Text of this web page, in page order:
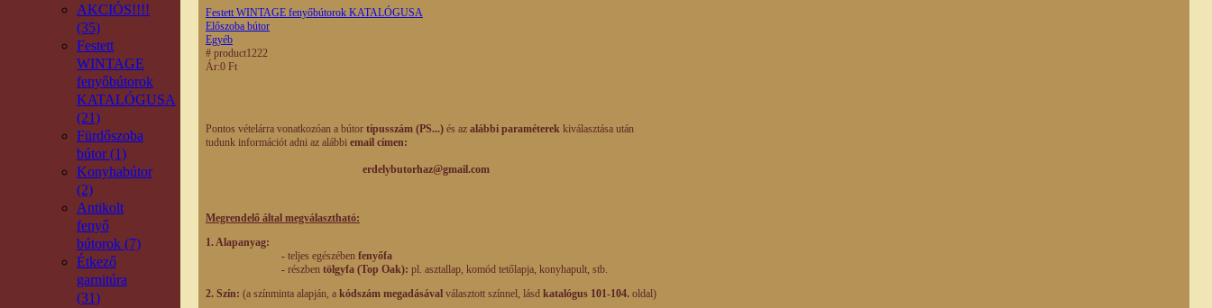
AKCIÓS!!!!
(35)
Festett
WINTAGE
fenyőbútorok
KATALÓGUSA
(21)
Fürdőszoba
bútor (1)
Konyhabútor
(2)
Antikolt
fenyő
bútorok (7)
Étkező
garnitúra
(31)
Festett WINTAGE fenyőbútorok KATALÓGUSA
Előszoba bútor
Egyéb
# product1222
Ár:0 Ft
Pontos vételárra vonatkozóan a bútor típusszám (PS...) és az alábbi paraméterek kiválasztása után
tudunk információt adni az alábbi email címen:
erdelybutorhaz@gmail.com
Megrendelő által megválasztható:
1. Alapanyag:
- teljes egészében fenyőfa
- részben tölgyfa (Top Oak): pl. asztallap, komód tetőlapja, konyhapult, stb.
2. Szín: (a színminta alapján, a kódszám megadásával választott színnel, lásd katalógus 101-104. oldal)